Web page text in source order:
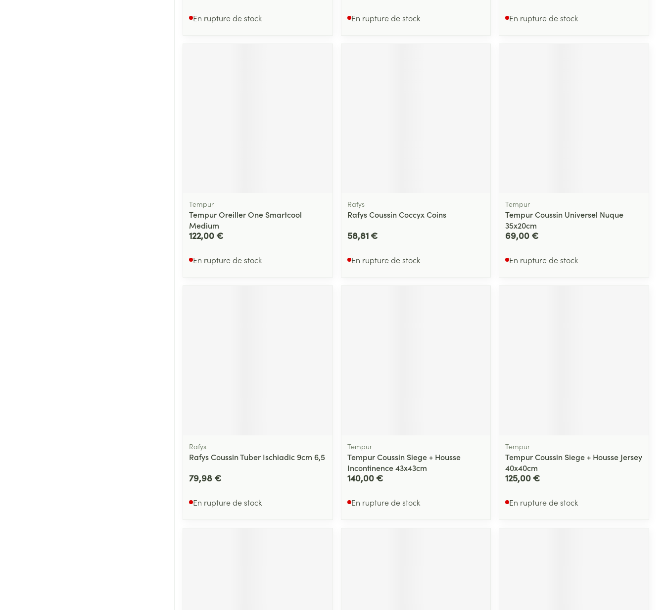
En rupture de stock En rupture de stock En rupture de stock
Tempur
Tempur Oreiller One Smartcool
Medium
122,00 €
En rupture de stock
Rafys
Rafys Coussin Coccyx Coins
58,81 €
En rupture de stock
Tempur
Tempur Coussin Universel Nuque
35x20cm
69,00 €
En rupture de stock
Rafys
Rafys Coussin Tuber Ischiadic 9cm 6,5
79,98 €
En rupture de stock
Tempur
Tempur Coussin Siege + Housse
Incontinence 43x43cm
140,00 €
En rupture de stock
Tempur
Tempur Coussin Siege + Housse Jersey
40x40cm
125,00 €
En rupture de stock